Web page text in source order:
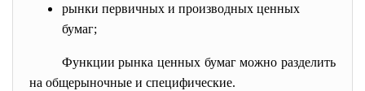
рынки первичных и производных ценных
бумаг;
Функции рынка ценных бумаг можно разделить
на общерыночные и специфические.